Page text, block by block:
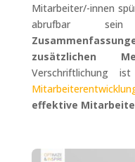
Mitarbeiter/-innen
abrufbar
zusätzlichen
Verschriftlichung
effektive